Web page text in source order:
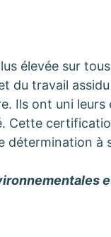
élevée sur
du travail
Ils ont uni
Cette
à